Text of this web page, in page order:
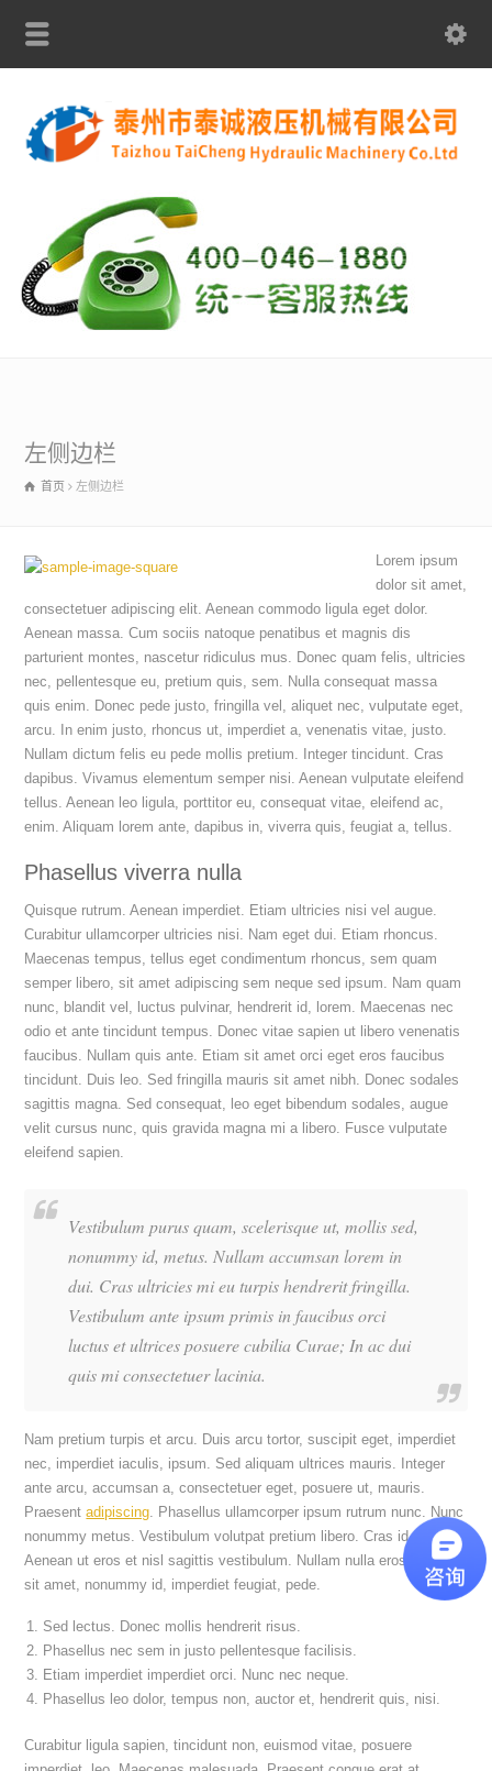
左侧边栏
首页 左侧边栏
Lorem ipsum
dolor sit amet,
consectetuer adipiscing elit. Aenean commodo ligula eget dolor.
Aenean massa. Cum sociis natoque penatibus et magnis dis
parturient montes, nascetur ridiculus mus. Donec quam felis, ultricies
nec, pellentesque eu, pretium quis, sem. Nulla consequat massa
quis enim. Donec pede justo, fringilla vel, aliquet nec, vulputate eget,
arcu. In enim justo, rhoncus ut, imperdiet a, venenatis vitae, justo.
Nullam dictum felis eu pede mollis pretium. Integer tincidunt. Cras
dapibus. Vivamus elementum semper nisi. Aenean vulputate eleifend
tellus. Aenean leo ligula, porttitor eu, consequat vitae, eleifend ac,
enim. Aliquam lorem ante, dapibus in, viverra quis, feugiat a, tellus.
Phasellus viverra nulla
Quisque rutrum. Aenean imperdiet. Etiam ultricies nisi vel augue.
Curabitur ullamcorper ultricies nisi. Nam eget dui. Etiam rhoncus.
Maecenas tempus, tellus eget condimentum rhoncus, sem quam
semper libero, sit amet adipiscing sem neque sed ipsum. Nam quam
nunc, blandit vel, luctus pulvinar, hendrerit id, lorem. Maecenas nec
odio et ante tincidunt tempus. Donec vitae sapien ut libero venenatis
faucibus. Nullam quis ante. Etiam sit amet orci eget eros faucibus
tincidunt. Duis leo. Sed fringilla mauris sit amet nibh. Donec sodales
sagittis magna. Sed consequat, leo eget bibendum sodales, augue
velit cursus nunc, quis gravida magna mi a libero. Fusce vulputate
eleifend sapien.
Vestibulum purus quam, scelerisque ut, mollis sed,
nonummy id, metus. Nullam accumsan lorem in
dui. Cras ultricies mi eu turpis hendrerit fringilla.
Vestibulum ante ipsum primis in faucibus orci
luctus et ultrices posuere cubilia Curae; In ac dui
quis mi consectetuer lacinia.
Nam pretium turpis et arcu. Duis arcu tortor, suscipit eget, imperdiet
nec, imperdiet iaculis, ipsum. Sed aliquam ultrices mauris. Integer
ante arcu, accumsan a, consectetuer eget, posuere ut, mauris.
Praesentadipiscing . Phasellus ullamcorper ipsum rutrum nunc. Nunc
nonummy metus. Vestibulum volutpat pretium libero. Cras id dui.
Aenean ut eros et nisl sagittis vestibulum. Nullam nulla eros, ultricies
sit amet, nonummy id, imperdiet feugiat, pede.
Sed lectus. Donec mollis hendrerit risus.
Phasellus nec sem in justo pellentesque facilisis.
Etiam imperdiet imperdiet orci. Nunc nec neque.
Phasellus leo dolor, tempus non, auctor et, hendrerit quis, nisi.
Curabitur ligula sapien, tincidunt non, euismod vitae, posuere